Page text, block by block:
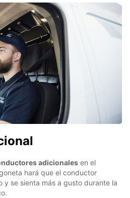
adicionales en el
hará que el conductor
y se sienta más a gusto durante la